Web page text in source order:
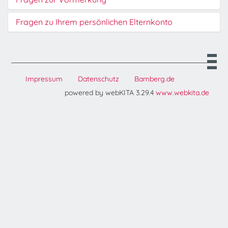
Fragen zu Ihrem persönlichen Elternkonto
Impressum Datenschutz
Bamberg.de
powered by webKITA 3.29.4 www.webkita.de